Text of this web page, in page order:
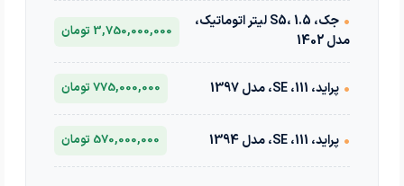
•
جک، S5، 1.5 لیتر اتوماتیک،
مدل 1402
3,750,000,000 تومان
• پراید، 111، SE، مدل 1397 775,000,000 تومان
• پراید، 111، SE، مدل 1394 570,000,000 تومان